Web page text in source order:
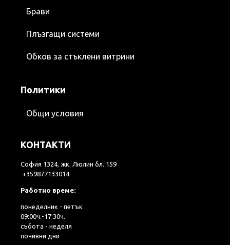
Брави
Плъзгащи системи
Обков за стъклени витрини
Политики
Общи условия
КОНТАКТИ
София 1324, жк. Люлин бл. 159
+359877133014
Работно време:
понеделник - петък
09:00ч.-17:30ч.
събота - неделя
почивни дни